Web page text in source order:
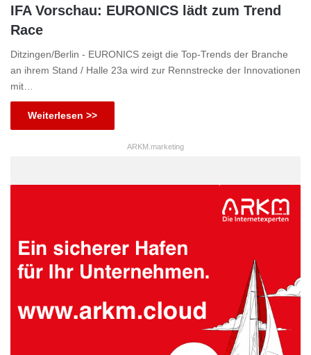
IFA Vorschau: EURONICS lädt zum Trend
Race
Ditzingen/Berlin - EURONICS zeigt die Top-Trends der Branche
an ihrem Stand / Halle 23a wird zur Rennstrecke der Innovationen
mit…
Weiterlesen >>
ARKM.marketing